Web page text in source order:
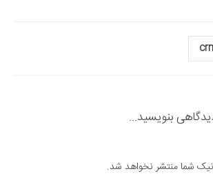
بنویسید...
شما منتشر نخواهد شد.